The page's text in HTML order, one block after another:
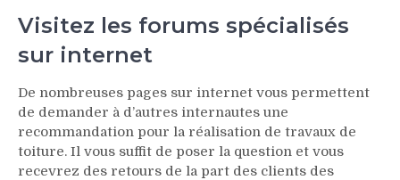
Visitez les forums spécialisés
sur internet
De nombreuses pages sur internet vous permettent
de demander à d’autres internautes une
recommandation pour la réalisation de travaux de
toiture. Il vous suffit de poser la question et vous
recevrez des retours de la part des clients des